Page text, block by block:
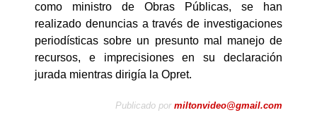
como ministro de Obras Públicas, se han
realizado denuncias a través de investigaciones
periodísticas sobre un presunto mal manejo de
recursos, e imprecisiones en su declaración
jurada mientras dirigía la Opret.
Publicado por miltonvideo@gmail.com